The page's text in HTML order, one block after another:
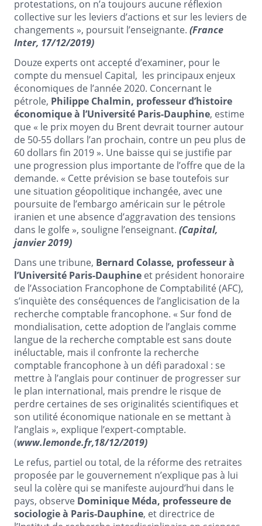
protestations, on n’a toujours aucune réflexion
collective sur les leviers d’actions et sur les leviers de
changements », poursuit l’enseignante. (France
Inter, 17/12/2019)
Douze experts ont accepté d’examiner, pour le
compte du mensuel Capital, les principaux enjeux
économiques de l’année 2020. Concernant le
pétrole, Philippe Chalmin, professeur d’histoire
économique à l’Université Paris-Dauphine, estime
que « le prix moyen du Brent devrait tourner autour
de 50-55 dollars l’an prochain, contre un peu plus de
60 dollars fin 2019 ». Une baisse qui se justifie par
une progression plus importante de l’offre que de la
demande. « Cette prévision se base toutefois sur
une situation géopolitique inchangée, avec une
poursuite de l’embargo américain sur le pétrole
iranien et une absence d’aggravation des tensions
dans le golfe », souligne l’enseignant. (Capital,
janvier 2019)
Dans une tribune, Bernard Colasse, professeur à
l’Université Paris-Dauphine et président honoraire
de l’Association Francophone de Comptabilité (AFC),
s’inquiète des conséquences de l’anglicisation de la
recherche comptable francophone. « Sur fond de
mondialisation, cette adoption de l’anglais comme
langue de la recherche comptable est sans doute
inéluctable, mais il confronte la recherche
comptable francophone à un défi paradoxal : se
mettre à l’anglais pour continuer de progresser sur
le plan international, mais prendre le risque de
perdre certaines de ses originalités scientifiques et
son utilité économique nationale en se mettant à
l’anglais », explique l’expert-comptable.
(www.lemonde.fr,18/12/2019)
Le refus, partiel ou total, de la réforme des retraites
proposée par le gouvernement n’explique pas à lui
seul la colère qui se manifeste aujourd’hui dans le
pays, observe Dominique Méda, professeure de
sociologie à Paris-Dauphine, et directrice de